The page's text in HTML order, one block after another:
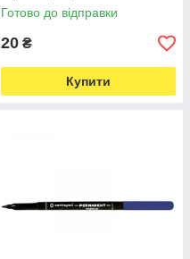
Готово до відправки
20 ₴
Купити